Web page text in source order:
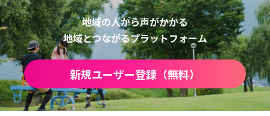
地域の人から声がかかる
地域とつながるプラットフォーム
新規ユーザー登録（無料）